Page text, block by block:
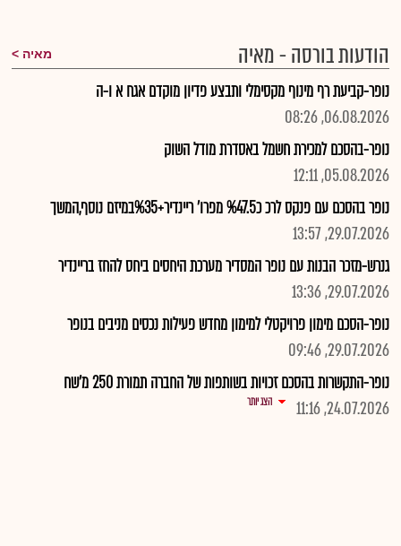
הודעות בורסה - מאיה מאיה
נופר-קביעת רף מינוף מקסימלי ותבצע פדיון מוקדם אגח א ו-ה
06.08.2026, 08:26
נופר-בהסכם למכירת חשמל באסדרת מודל השוק
05.08.2026, 12:11
נופר בהסכם עם פנקס לרכ כ%47.5 מפרו' ריינדיר+%35במיזם נוסף,המשך
29.07.2026, 13:57
גנרש-מזכר הבנות עם נופר המסדיר מערכת היחסים ביחס להחז בריינדיר
29.07.2026, 13:36
נופר-הסכם מימון פרויקטלי למימון מחדש פעילות נכסים מניבים בנופר
29.07.2026, 09:46
נופר-התקשרות בהסכם זכויות בשותפות של החברה תמורת 250 מ'שח
24.07.2026, 11:16
הצג יותר